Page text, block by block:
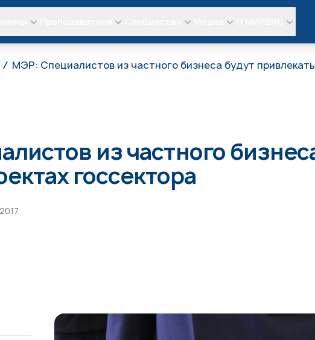
МЭР: Специалистов из частного бизнеса будут
из частного
госсектора